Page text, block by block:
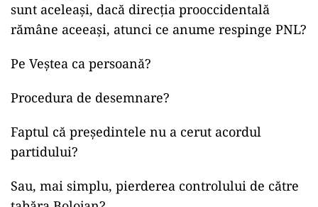
sunt aceleași, dacă direcția prooccidentală
rămâne aceeași, atunci ce anume respinge PNL?
Pe Veștea ca persoană?
Procedura de desemnare?
Faptul că președintele nu a cerut acordul
partidului?
Sau, mai simplu, pierderea controlului de către